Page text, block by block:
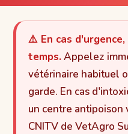
⚠️ En cas
temps. Appelez
vétérinaire habituel
garde. En cas
un centre antipoison
CNITV de VetAgro